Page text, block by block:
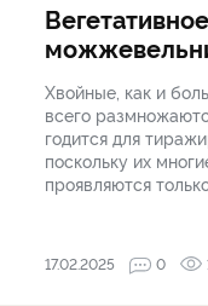
Хвойные, как и
всего
годится для
поскольку их
проявляются
17.02.2025 0